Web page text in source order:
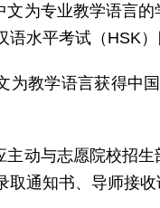
文为专业教学语言
语水平考试（HSK）
为教学语言获得中
主动与志愿院校招
取通知书、导师接收